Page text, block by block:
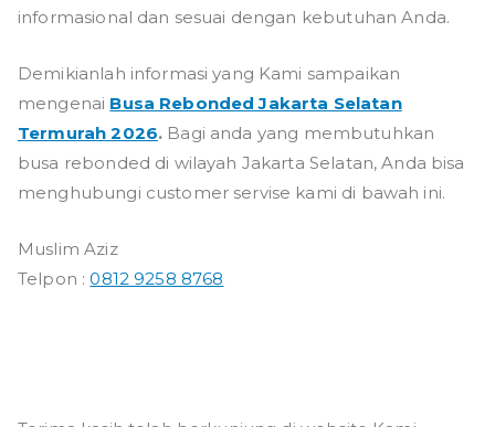
informasional dan sesuai dengan kebutuhan Anda.
Demikianlah informasi yang Kami sampaikan
mengenai Busa Rebonded Jakarta Selatan
Termurah 2026. Bagi anda yang membutuhkan
busa rebonded di wilayah Jakarta Selatan, Anda bisa
menghubungi customer servise kami di bawah ini.
Muslim Aziz
Telpon :0812 9258 8768